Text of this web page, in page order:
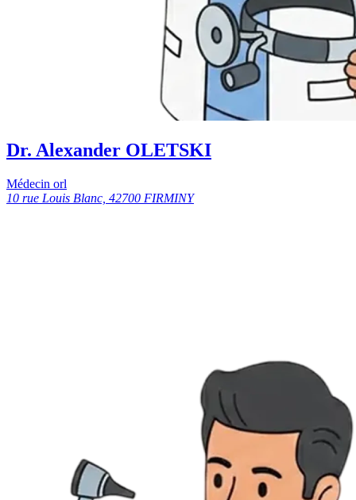
Dr. Alexander OLETSKI
Médecin orl
10 rue Louis Blanc, 42700 FIRMINY